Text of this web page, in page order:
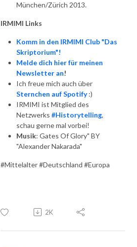
München/Zürich 2013.
IRMIMI Links
Komm in den IRMIMI Club "Das
Skriptorium"!
Melde dich hier für meinen
Newsletter an!
Ich freue mich auch über
Sternchen auf Spotify:)
IRMIMI ist Mitglied des
Netzwerks #Historytelling,
schau gerne mal vorbei!
Musik: Gates Of Glory" BY
"Alexander Nakarada"
#Mittelalter #Deutschland #Europa
2K